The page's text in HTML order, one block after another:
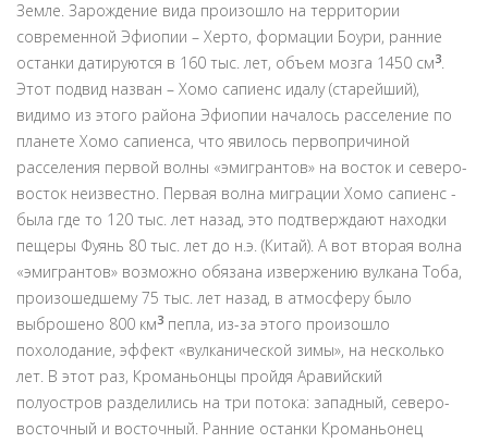
Земле. Зарождение вида произошло на территории
современной Эфиопии – Херто, формации Боури, ранние
останки датируются в 160 тыс. лет, объем мозга 1450 см3.
Этот подвид назван – Хомо сапиенс идалу (старейший),
видимо из этого района Эфиопии началось расселение по
планете Хомо сапиенса, что явилось первопричиной
расселения первой волны «эмигрантов» на восток и северо-
восток неизвестно. Первая волна миграции Хомо сапиенс -
была где то 120 тыс. лет назад, это подтверждают находки
пещеры Фуянь 80 тыс. лет до н.э. (Китай). А вот вторая волна
«эмигрантов» возможно обязана извержению вулкана Тоба,
произошедшему 75 тыс. лет назад, в атмосферу было
выброшено 800 км3 пепла, из-за этого произошло
похолодание, эффект «вулканической зимы», на несколько
лет. В этот раз, Кроманьонцы пройдя Аравийский
полуостров разделились на три потока: западный, северо-
восточный и восточный. Ранние останки Кроманьонец